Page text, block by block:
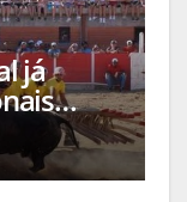
já
animar